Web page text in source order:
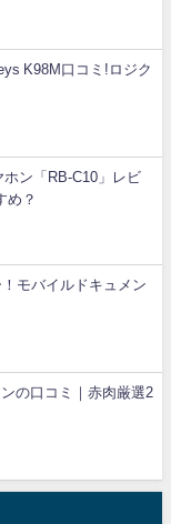
K98M口コミ!ロジク
ン「RB-C10」レビ
め？
モバイルドキュメン
の口コミ｜赤肉厳選2